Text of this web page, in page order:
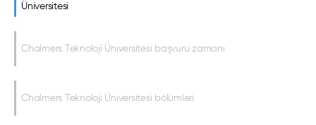
Üniversitesi
Chalmers Teknoloji Üniversitesi başvuru zamanı
Chalmers Teknoloji Üniversitesi bölümleri